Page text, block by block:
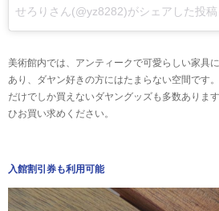
せろりさん(@yz8282)がシェアした投稿
美術館内では、アンティークで可愛らしい家具
あり、ダヤン好きの方にはたまらない空間です。
だけでしか買えないダヤングッズも多数ありま
ひお買い求めください。
入館割引券も利用可能